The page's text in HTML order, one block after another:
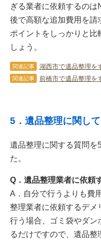
ぎる業者に依頼するの
後で高額な追加費用を請
ポイントをしっかりと比
しょう。
関連記事
関連記事
5．遺品整理に関し
遺品整理に関する質問を
た。
Q．遺品整理業者に依頼
A．自分で行うよりも費
整理業者に依頼するデメ
行う場合、ゴミ袋やダン
るだけですので、遺品整